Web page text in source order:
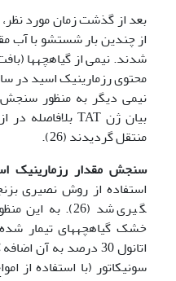
بعد از گذشت زمان مورد
از چندین بار شستشو با آب
شدند. نیمی از گیاهچه­ها
محتوی رزمارینیک اسید در
نیمی دیگر به منظور
منتقل گردیدند (26).
سنجش مقدار رزمارینیک
اتانول 30 درصد به